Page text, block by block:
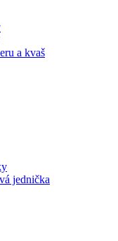
a kvaš
jednička